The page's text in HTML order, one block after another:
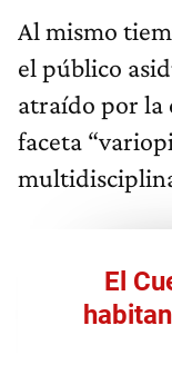
Al mismo
el público
atraído por la
faceta
El